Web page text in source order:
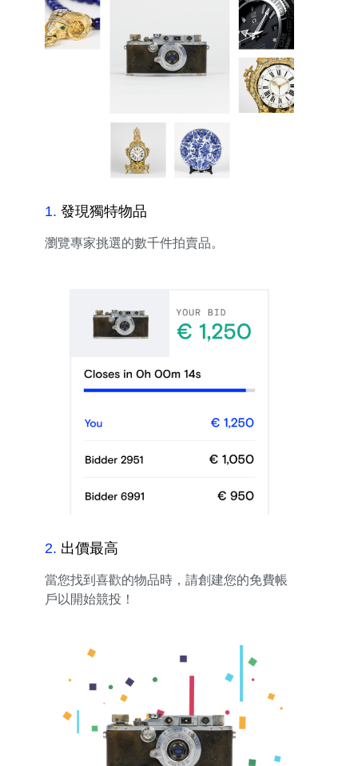
1. 發現獨特物品
瀏覽專家挑選的數千件拍賣品。
2. 出價最高
當您找到喜歡的物品時，請創建您的免費帳
戶以開始競投！